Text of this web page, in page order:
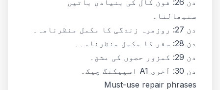
دن 26: فون کال کی بنیادی باتیں
سنبھالنا۔
دن 27: روزمرہ زندگی کا مکمل منظرنامہ۔
دن 28: سفر کا مکمل منظرنامہ۔
دن 29: کمزور حصوں کی مشق۔
دن 30: آخری A1 اسپیکنگ چیک۔
Must-use repair phrases